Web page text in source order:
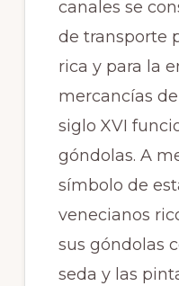
canales se
de transporte
rica y para la
mercancías
siglo XVI
góndolas. A
símbolo de
venecianos
sus góndolas
seda y las